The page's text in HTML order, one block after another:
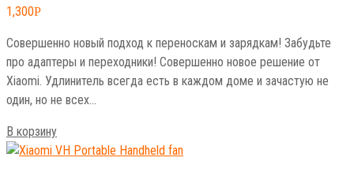
1,300Р
Совершенно новый подход к переноскам и зарядкам! Забудьте
про адаптеры и переходники! Совершенно новое решение от
Xiaomi. Удлинитель всегда есть в каждом доме и зачастую не
один, но не всех…
В корзину